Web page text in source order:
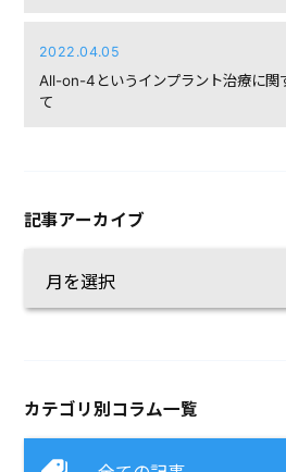
2022.04.05
All-on-4というインプラント治療に関
て
記事アーカイブ
カテゴリ別コラム一覧